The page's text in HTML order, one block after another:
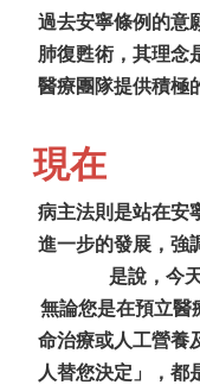
過去安寧條例的意
肺復甦術，其理念
醫療團隊提供積極
現在
病主法則是站在安
進一步的發展，強
是說，今
無論您是在預立醫
命治療或人工營養
人替您決定」，都